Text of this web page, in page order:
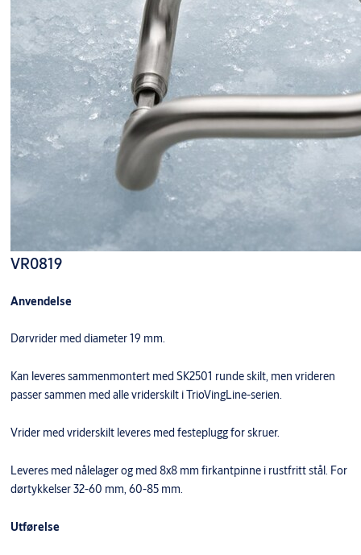
VR0819
Anvendelse
Dørvrider med diameter 19 mm.
Kan leveres sammenmontert med SK2501 runde skilt, men vrideren
passer sammen med alle vriderskilt i TrioVingLine-serien.
Vrider med vriderskilt leveres med festeplugg for skruer.
Leveres med nålelager og med 8x8 mm firkantpinne i rustfritt stål. For
dørtykkelser 32-60 mm, 60-85 mm.
Utførelse